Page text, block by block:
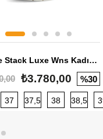
40,5 41 42 42,5
Mayze Stack Luxe Wns Kadın Sneaker
₺3.780,00 %30
37 37,5 38 38,5